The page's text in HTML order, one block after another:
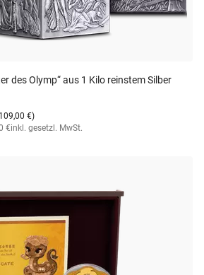
des Olymp“ aus 1 Kilo reinstem Silber
€)
€inkl. gesetzl. MwSt.